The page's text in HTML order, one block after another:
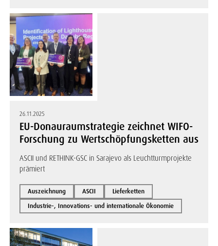
26.11.2025
EU-Donauraumstrategie zeichnet WIFO-
Forschung zu Wertschöpfungsketten aus
ASCII und RETHINK-GSC in Sarajevo als Leuchtturmprojekte
prämiert
Auszeichnung ASCII
Lieferketten
Industrie-, Innovations- und internationale Ökonomie